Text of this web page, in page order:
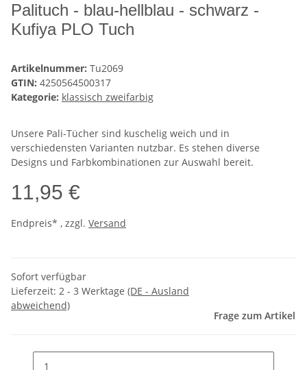
Palituch - blau-hellblau - schwarz -
Kufiya PLO Tuch
Artikelnummer: Tu2069
GTIN: 4250564500317
Kategorie: klassisch zweifarbig
Unsere Pali-Tücher sind kuschelig weich und in
verschiedensten Varianten nutzbar. Es stehen diverse
Designs und Farbkombinationen zur Auswahl bereit.
11,95 €
Endpreis* , zzgl. Versand
Sofort verfügbar
Lieferzeit: 2 - 3 Werktage (DE - Ausland
abweichend)
Frage zum Artikel